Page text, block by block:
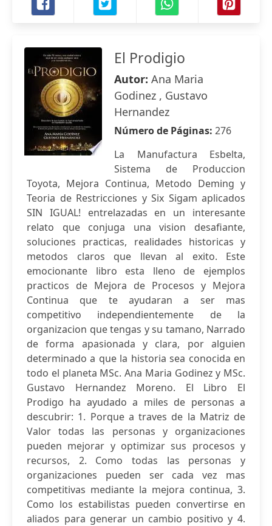
El Prodigio
Autor: Ana Maria
Godinez , Gustavo
Hernandez
Número de Páginas: 276
La Manufactura Esbelta,
Sistema de Produccion
Toyota, Mejora Continua, Metodo Deming y
Teoria de Restricciones y Six Sigam aplicados
SIN IGUAL! entrelazadas en un interesante
relato que conjuga una vision desafiante,
soluciones practicas, realidades historicas y
metodos claros que llevan al exito. Este
emocionante libro esta lleno de ejemplos
practicos de Mejora de Procesos y Mejora
Continua que te ayudaran a ser mas
competitivo independientemente de la
organizacion que tengas y su tamano, Narrado
de forma apasionada y clara, por alguien
determinado a que la historia sea conocida en
todo el planeta MSc. Ana Maria Godinez y MSc.
Gustavo Hernandez Moreno. El Libro El
Prodigo ha ayudado a miles de personas a
descubrir: 1. Porque a traves de la Matriz de
Valor todas las personas y organizaciones
pueden mejorar y optimizar sus procesos y
recursos, 2. Como todas las personas y
organizaciones pueden ser cada vez mas
competitivas mediante la mejora continua, 3.
Como los estabilistas pueden convertirse en
aliados para generar un cambio positivo y 4.